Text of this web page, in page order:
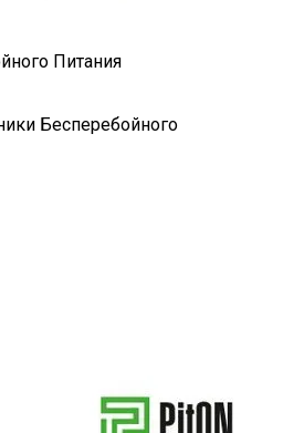
Питания
Бесперебойного